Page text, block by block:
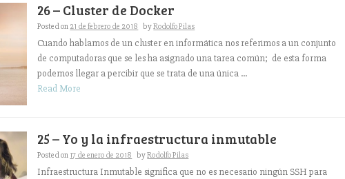
26 – Cluster de Docker
Posted on 21 de febrero de 2018 byRodolfo Pilas
Cuando hablamos de un cluster en informática nos referimos a un conjunto
de computadoras que se les ha asignado una tarea común; de esta forma
podemos llegar a percibir que se trata de una única ...
Read More
25 – Yo y la infraestructura inmutable
Posted on 17 de enero de 2018 byRodolfo Pilas
Infraestructura Inmutable significa que no es necesario ningún SSH para